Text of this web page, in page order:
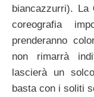
biancazzurri). La
coreografia
prenderanno
non rimarrà
lascierà un
basta con i soliti